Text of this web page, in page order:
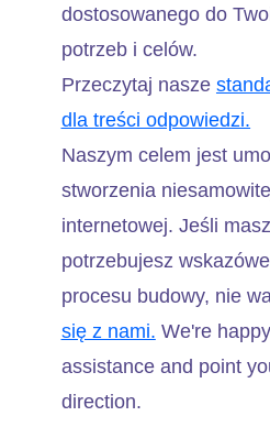
dostosowanego do
potrzeb i celów.
Przeczytaj nasze
dla treści odpowiedzi.
Naszym celem jest
stworzenia
internetowej. Jeśli
potrzebujesz
procesu budowy, nie
się z nami. We're
assistance and point
direction.